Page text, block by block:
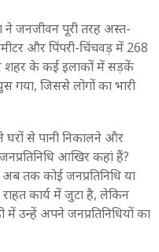
ने जनजीवन पूरी तरह अस्त-
और पिंपरी-चिंचवड़ में 268
शहर के कई इलाकों में सड़कें
गया, जिससे लोगों का भारी
से पानी निकालने और
आखिर कहां हैं?
तक कोई जनप्रतिनिधि या
कार्य में जुटा है, लेकिन
उन्हें अपने जनप्रतिनिधियों का